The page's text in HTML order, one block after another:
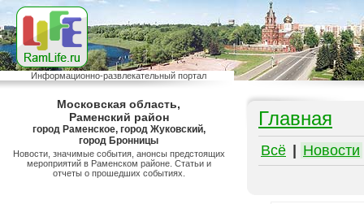
Информационно-развлекательный портал
Московская область,
Раменский район
город Раменское, город Жуковский,
город Бронницы
Новости, значимые события, анонсы предстоящих
мероприятий в Раменском районе. Статьи и
отчеты о прошедших событиях.
Главная
Всё Новости